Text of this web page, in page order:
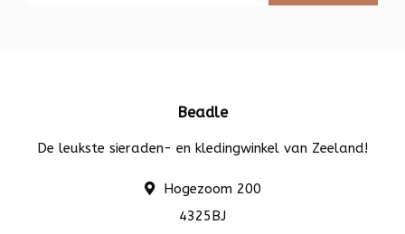
Beadle
De leukste sieraden- en kledingwinkel van Zeeland!
Hogezoom 200
4325BJ